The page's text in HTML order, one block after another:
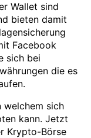
Wallet sind
bieten damit
Facebook
sich bei
die es
welchem sich
kann. Jetzt
Krypto-Börse